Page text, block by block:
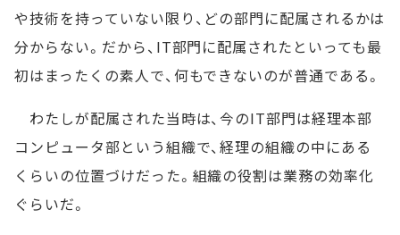
や技術を持っていない限り、どの部門に配属されるかは
分からない。だから、IT部門に配属されたといっても最
初はまったくの素人で、何もできないのが普通である。
わたしが配属された当時は、今のIT部門は経理本部
コンピュータ部という組織で、経理の組織の中にある
くらいの位置づけだった。組織の役割は業務の効率化
ぐらいだ。